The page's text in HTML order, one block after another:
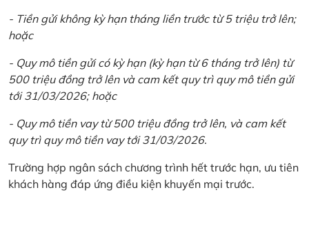
- Tiền gửi không kỳ hạn tháng liền trước từ 5 triệu trở lên;
hoặc
- Quy mô tiền gửi có kỳ hạn (kỳ hạn từ 6 tháng trở lên) từ
500 triệu đồng trở lên và cam kết quy trì quy mô tiền gửi
tới 31/03/2026; hoặc
- Quy mô tiền vay từ 500 triệu đồng trở lên, và cam kết
quy trì quy mô tiền vay tới 31/03/2026.
Trường hợp ngân sách chương trình hết trước hạn, ưu tiên
khách hàng đáp ứng điều kiện khuyến mại trước.